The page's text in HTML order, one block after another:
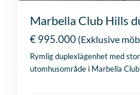
Marbella Club Hills
€ 995.000 (Exklusive
Rymlig duplexlägenhet med
utomhusområde i Marbella